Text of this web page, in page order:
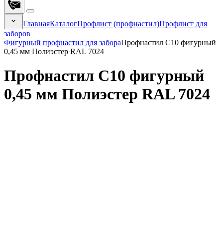
ГлавнаяКаталогПрофлист (профнастил)Профлист для
заборов
Фигурный профнастил для забораПрофнастил С10 фигурный
0,45 мм Полиэстер RAL 7024
Профнастил С10 фигурный
0,45 мм Полиэстер RAL 7024